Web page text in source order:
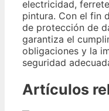
electricidad,
pintura. Con el fin
de protección de
garantiza el
obligaciones y la
seguridad
Artículos